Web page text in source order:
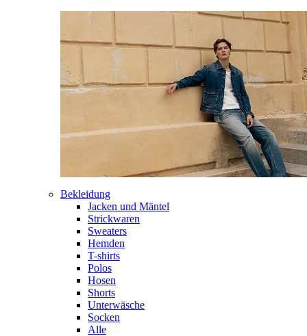
Bekleidung
Jacken und Mäntel
Strickwaren
Sweaters
Hemden
T-shirts
Polos
Hosen
Shorts
Unterwäsche
Socken
Alle